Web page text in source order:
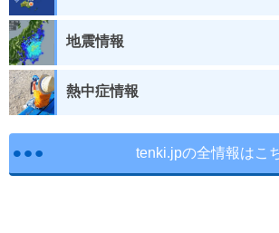
地震情報
熱中症情報
tenki.jpの全情報はこ